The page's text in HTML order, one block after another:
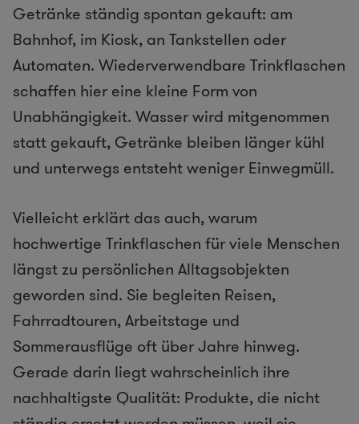
Getränke ständig spontan gekauft: am
Bahnhof, im Kiosk, an Tankstellen oder
Automaten. Wiederverwendbare Trinkflaschen
schaffen hier eine kleine Form von
Unabhängigkeit. Wasser wird mitgenommen
statt gekauft, Getränke bleiben länger kühl
und unterwegs entsteht weniger Einwegmüll.
Vielleicht erklärt das auch, warum
hochwertige Trinkflaschen für viele Menschen
längst zu persönlichen Alltagsobjekten
geworden sind. Sie begleiten Reisen,
Fahrradtouren, Arbeitstage und
Sommerausflüge oft über Jahre hinweg.
Gerade darin liegt wahrscheinlich ihre
nachhaltigste Qualität: Produkte, die nicht